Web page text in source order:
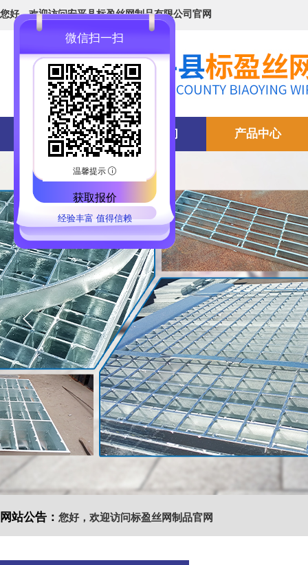
您好，欢迎访问安平县标盈丝网制品有限公司官网
首页 关于我们 产品中心
网站公告： 您好，欢迎访问标盈丝网制品官网